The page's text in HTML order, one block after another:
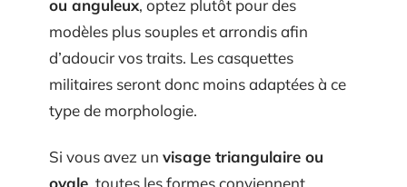
ou anguleux, optez plutôt pour des
modèles plus souples et arrondis afin
d’adoucir vos traits. Les casquettes
militaires seront donc moins adaptées à ce
type de morphologie.
Si vous avez un visage triangulaire ou
ovale, toutes les formes conviennent